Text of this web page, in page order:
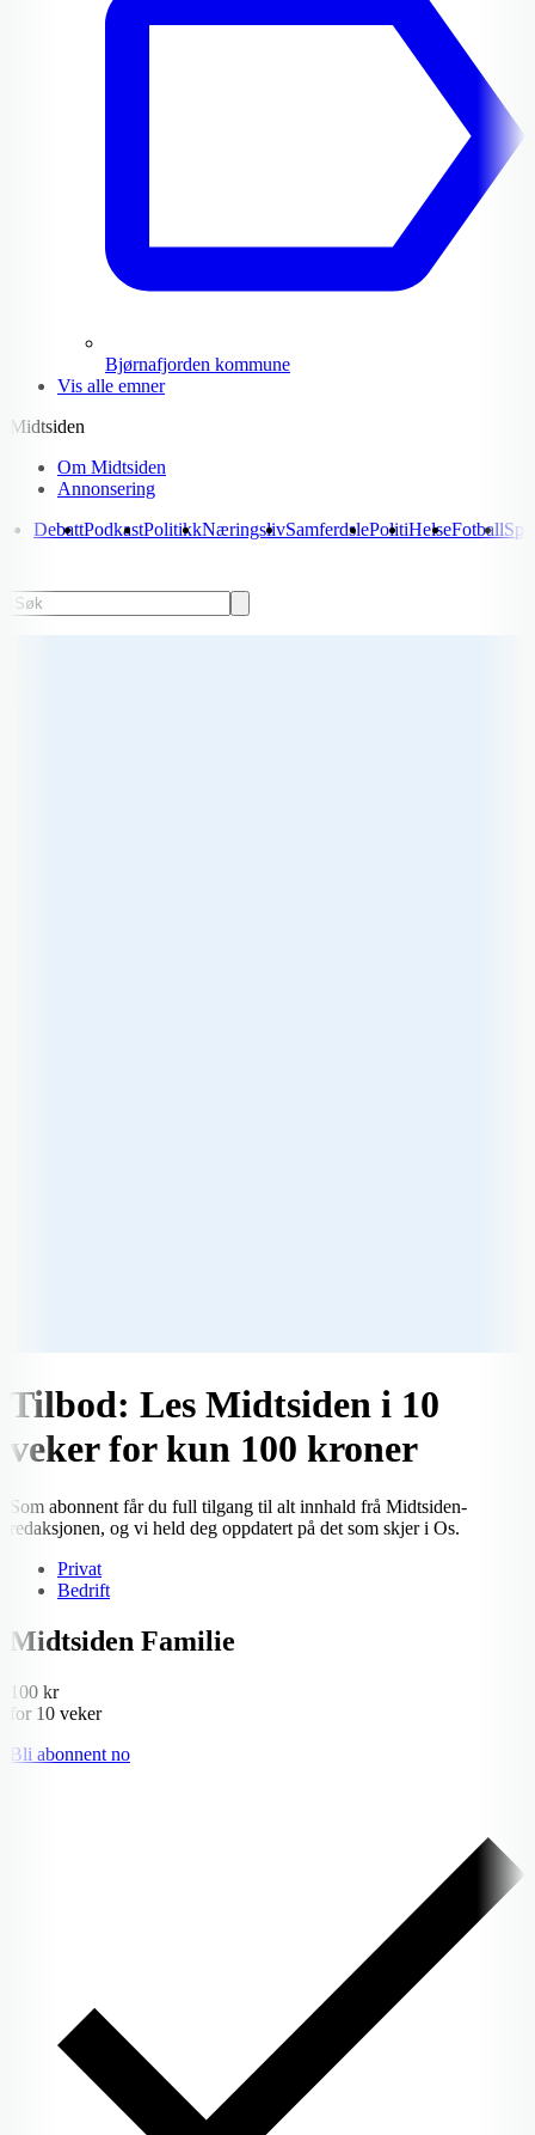
Bjørnafjorden kommune
Vis alle emner
Midtsiden
Om Midtsiden
Annonsering
DebattPodkastPolitikkNæringslivSamferdslePolitiHelseFotball
Tilbod: Les Midtsiden i 10
veker for kun 100 kroner
Som abonnent får du full tilgang til alt innhald frå Midtsiden-
redaksjonen, og vi held deg oppdatert på det som skjer i Os.
Privat
Bedrift
Midtsiden Familie
100 kr
for 10 veker
Bli abonnent no